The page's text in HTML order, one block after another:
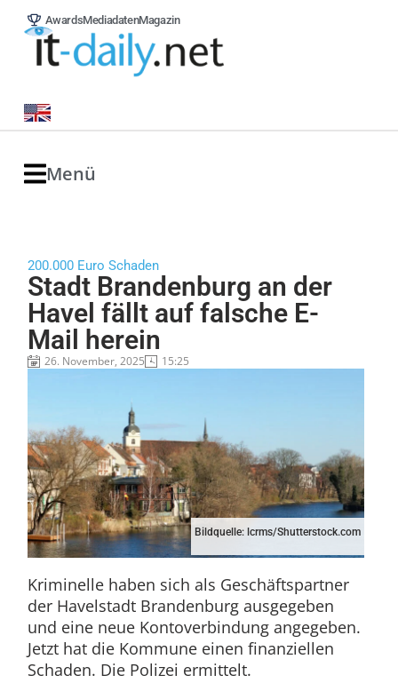
AwardsMediadatenMagazin
Menü
200.000 Euro Schaden
Stadt Brandenburg an der
Havel fällt auf falsche E-
Mail herein
26. November, 2025 15:25
Bildquelle: lcrms/Shutterstock.com
Kriminelle haben sich als Geschäftspartner
der Havelstadt Brandenburg ausgegeben
und eine neue Kontoverbindung angegeben.
Jetzt hat die Kommune einen finanziellen
Schaden. Die Polizei ermittelt.